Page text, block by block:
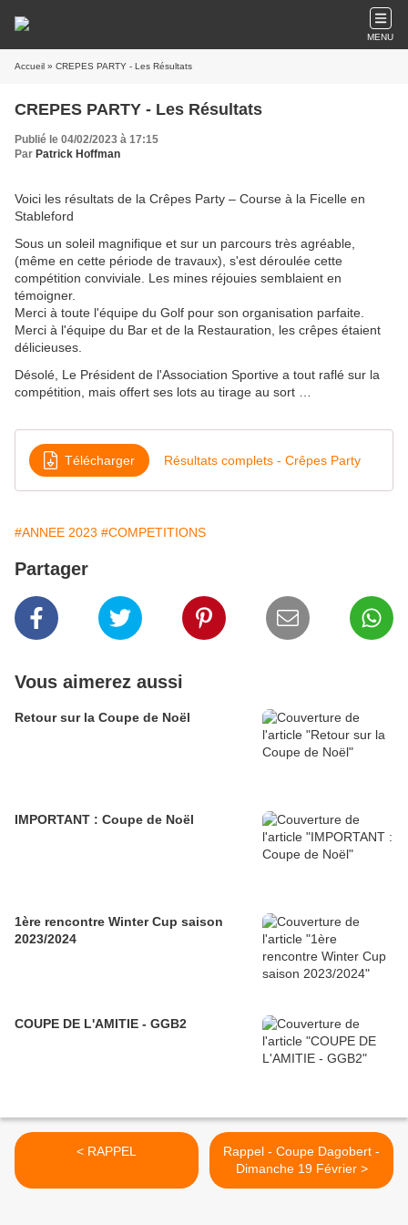
MENU
Accueil » CREPES PARTY - Les Résultats
CREPES PARTY - Les Résultats
Publié le 04/02/2023 à 17:15
Par Patrick Hoffman
Voici les résultats de la Crêpes Party – Course à la Ficelle en
Stableford
Sous un soleil magnifique et sur un parcours très agréable,
(même en cette période de travaux), s'est déroulée cette
compétition conviviale. Les mines réjouies semblaient en
témoigner.
Merci à toute l'équipe du Golf pour son organisation parfaite.
Merci à l'équipe du Bar et de la Restauration, les crêpes étaient
délicieuses.
Désolé, Le Président de l'Association Sportive a tout raflé sur la
compétition, mais offert ses lots au tirage au sort …
Télécharger Résultats complets - Crêpes Party
#ANNEE 2023 #COMPETITIONS
Partager
Vous aimerez aussi
Retour sur la Coupe de Noël
IMPORTANT : Coupe de Noël
1ère rencontre Winter Cup saison
2023/2024
COUPE DE L'AMITIE - GGB2
< RAPPEL
Rappel - Coupe Dagobert -
Dimanche 19 Février >